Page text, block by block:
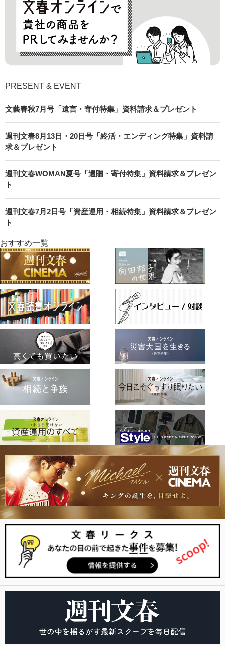
PRESENT & EVENT
文藝春秋7月号「遺言・寄付特集」資料請求＆プレゼント
週刊文春8月13日・20日号「終活・エンディング特集」資料請
求＆プレゼント
週刊文春WOMAN夏号「遺贈・寄付特集」資料請求＆プレゼン
ト
週刊文春7月2日号「資産運用・相続特集」資料請求＆プレゼン
ト
おすすめ一覧